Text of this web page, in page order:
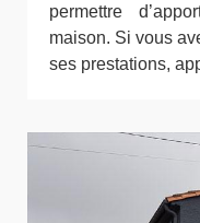
permettre
maison. Si vous
ses prestations,